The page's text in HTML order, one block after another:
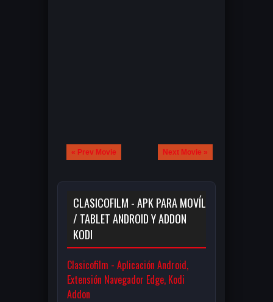
« Prev Movie Next Movie »
CLASICOFILM - APK PARA MOVÍL
/ TABLET ANDROID Y ADDON
KODI
Clasicofilm - Aplicación Android,
Extensión Navegador Edge, Kodi
Addon